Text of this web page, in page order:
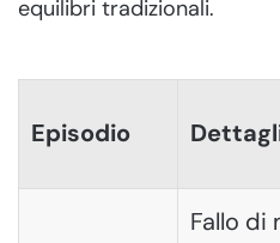
equilibri tradizionali.
Episodio
Fallo di